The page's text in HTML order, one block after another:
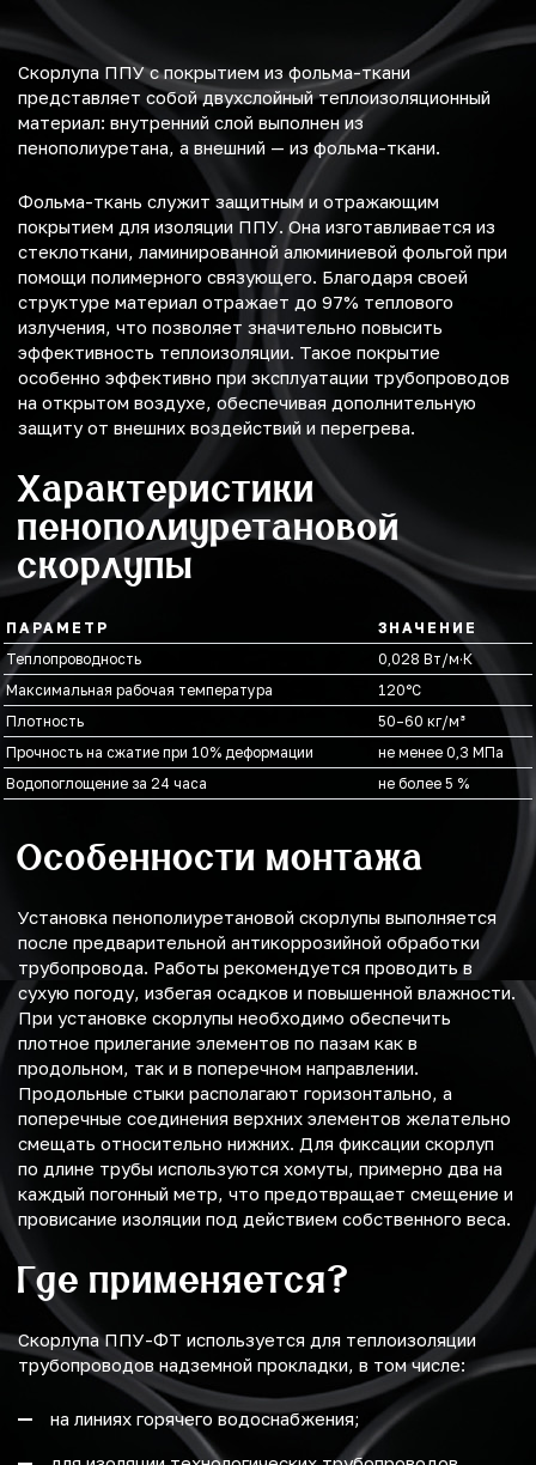
Скорлупа ППУ с покрытием из фольма-ткани
представляет собой двухслойный теплоизоляционный
материал: внутренний слой выполнен из
пенополиуретана, а внешний — из фольма-ткани.
Фольма-ткань служит защитным и отражающим
покрытием для изоляции ППУ. Она изготавливается из
стеклоткани, ламинированной алюминиевой фольгой при
помощи полимерного связующего. Благодаря своей
структуре материал отражает до 97% теплового
излучения, что позволяет значительно повысить
эффективность теплоизоляции. Такое покрытие
особенно эффективно при эксплуатации трубопроводов
на открытом воздухе, обеспечивая дополнительную
защиту от внешних воздействий и перегрева.
Характеристики
пенополиуретановой
скорлупы
ПАРАМЕТР
ЗНАЧЕНИЕ
Теплопроводность
0,028 Вт/м·К
Максимальная рабочая температура
120°С
Плотность
50–60 кг/м³
Прочность на сжатие при 10% деформации
не менее 0,3 МПа
Водопоглощение за 24 часа
не более 5 %
Особенности монтажа
Установка пенополиуретановой скорлупы выполняется
после предварительной антикоррозийной обработки
трубопровода. Работы рекомендуется проводить в
сухую погоду, избегая осадков и повышенной влажности.
При установке скорлупы необходимо обеспечить
плотное прилегание элементов по пазам как в
продольном, так и в поперечном направлении.
Продольные стыки располагают горизонтально, а
поперечные соединения верхних элементов желательно
смещать относительно нижних. Для фиксации скорлуп
по длине трубы используются хомуты, примерно два на
каждый погонный метр, что предотвращает смещение и
провисание изоляции под действием собственного веса.
Где применяется?
Скорлупа ППУ-ФТ используется для теплоизоляции
трубопроводов надземной прокладки, в том числе:
на линиях горячего водоснабжения;